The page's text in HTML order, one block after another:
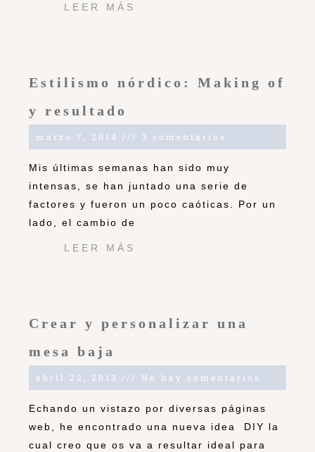
LEER MÁS
Estilismo nórdico: Making of
y resultado
marzo 7, 2014 3 comentarios
Mis últimas semanas han sido muy
intensas, se han juntado una serie de
factores y fueron un poco caóticas. Por un
lado, el cambio de
LEER MÁS
Crear y personalizar una
mesa baja
abril 22, 2013 No hay comentarios
Echando un vistazo por diversas páginas
web, he encontrado una nueva idea DIY la
cual creo que os va a resultar ideal para